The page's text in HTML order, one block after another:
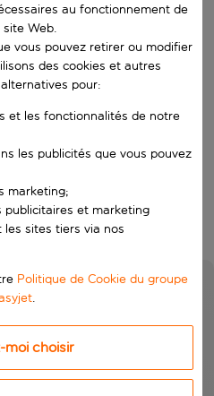
automatique. Lorsque les
au fonctionnement de
site Web.
vous pouvez retirer ou modifier
des cookies et autres
pour:
et les fonctionnalités de notre
les publicités que vous pouvez
marketing;
publicitaires et marketing
sites tiers via nos
Politique de Cookie du groupe
.
moi choisir